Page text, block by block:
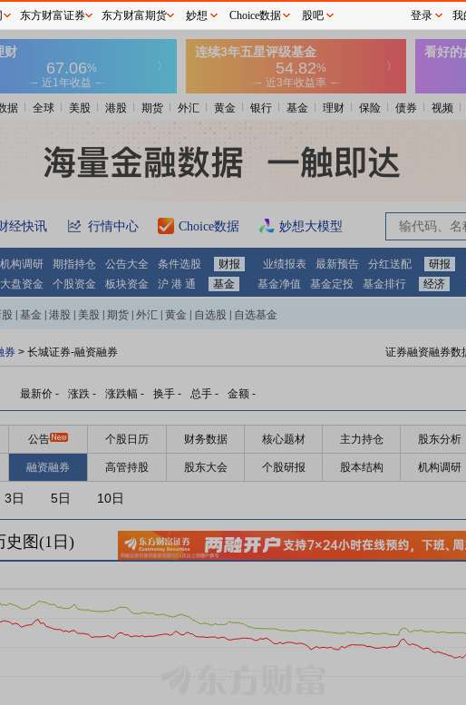
据 全球 美股 港股 期货 外汇 黄金 银行 基金 理财 保险 债券 视频
经快讯 行情中心 Choice数据 妙想大模型
机构调研 期指持仓 公告大全 条件选股 财报 业绩报表 最新预告 分红送配 研报
大盘资金 个股资金 板块资金 沪 港 通 基金 基金净值 基金定投 基金排行 经济
基金 港股 美股 期货 外汇 黄金 自选股 自选基金
券 > 长城证券-融资融券 证券融资融券数
最新价 - 涨跌 - 涨跌幅 - 换手 - 总手 - 金额 -
公告 个股日历 财务数据 核心题材 主力持仓 股东分析
融资融券 高管持股 股东大会 个股研报 股本结构 机构调研
3日 5日 10日
史图(1 日)
东方财富证券 东方财富期货 妙想 Choice数据 股吧 登录 我